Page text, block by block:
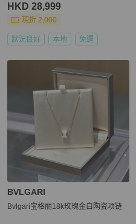
HKD 28,999
現折 2,000
狀況良好 本地 免運
BVLGARI
Bvlgari宝格丽18k玫瑰金白陶瓷项链